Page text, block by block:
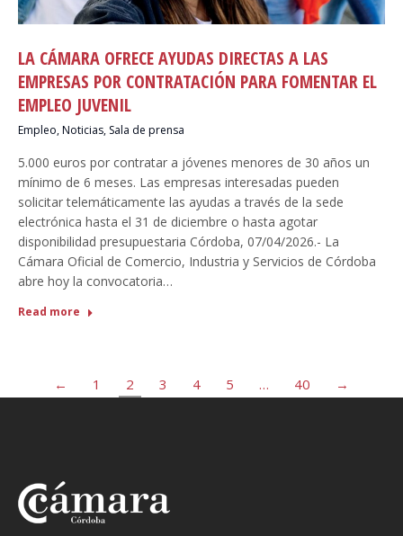
LA CÁMARA OFRECE AYUDAS DIRECTAS A LAS
EMPRESAS POR CONTRATACIÓN PARA FOMENTAR EL
EMPLEO JUVENIL
Empleo,Noticias, Sala de prensa
5.000 euros por contratar a jóvenes menores de 30 años un
mínimo de 6 meses. Las empresas interesadas pueden
solicitar telemáticamente las ayudas a través de la sede
electrónica hasta el 31 de diciembre o hasta agotar
disponibilidad presupuestaria Córdoba, 07/04/2026.- La
Cámara Oficial de Comercio, Industria y Servicios de Córdoba
abre hoy la convocatoria…
Read more
← 1 2 3 4 5 … 40 →